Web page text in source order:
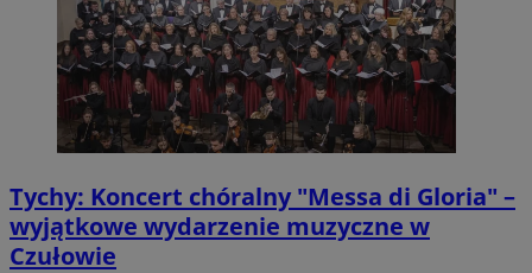
Tychy: Koncert chóralny "Messa di Gloria" –
wyjątkowe wydarzenie muzyczne w
Czułowie